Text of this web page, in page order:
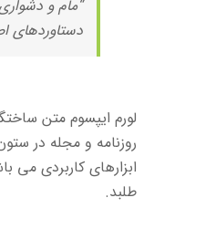
“مام و
دستاوردهای
لورم ایپسوم متن
روزنامه و مجله در
ابزارهای کاربردی
طلبد.